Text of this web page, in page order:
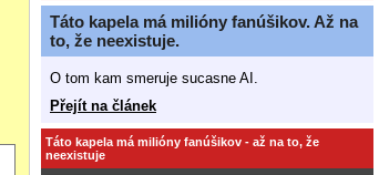
Táto kapela má milióny fanúšikov. Až na
to, že neexistuje.
O tom kam smeruje sucasne AI.
Přejít na článek
Táto kapela má milióny fanúšikov - až na to, že
neexistuje